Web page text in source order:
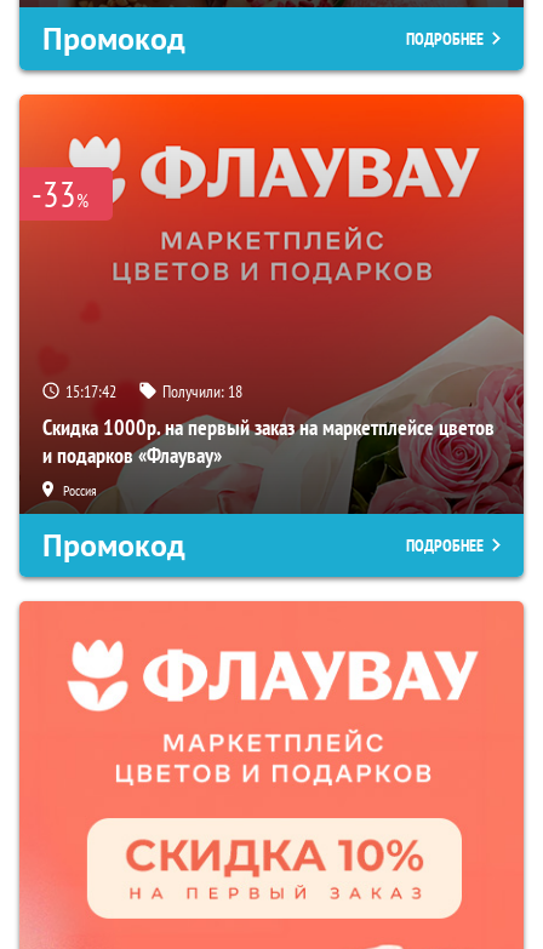
Промокод ПОДРОБНЕЕ
-33%
15:17:41 Получили: 18
Скидка 1000р. на первый заказ на маркетплейсе цветов
и подарков «Флаувау»
Россия
Промокод ПОДРОБНЕЕ